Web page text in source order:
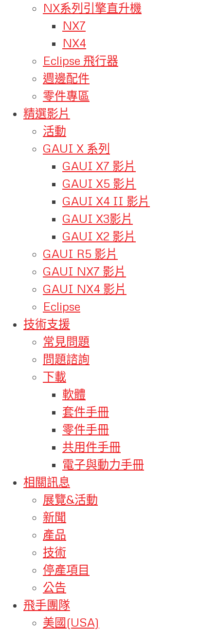
NX系列引擎直升機
NX7
NX4
Eclipse 飛行器
週邊配件
零件專區
精選影片
活動
GAUI X 系列
GAUI X7 影片
GAUI X5 影片
GAUI X4 II 影片
GAUI X3影片
GAUI X2 影片
GAUI R5 影片
GAUI NX7 影片
GAUI NX4 影片
Eclipse
技術支援
常見問題
問題諮詢
下載
軟體
套件手冊
零件手冊
共用件手冊
電子與動力手冊
相關訊息
展覽&活動
新聞
產品
技術
停產項目
公告
飛手團隊
美國(USA)